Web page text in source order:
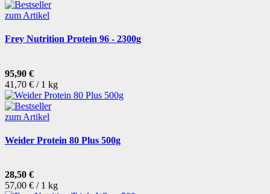
zum Artikel
Frey Nutrition Protein 96 - 2300g
95,90 €
41,70 € / 1 kg
zum Artikel
Weider Protein 80 Plus 500g
28,50 €
57,00 € / 1 kg